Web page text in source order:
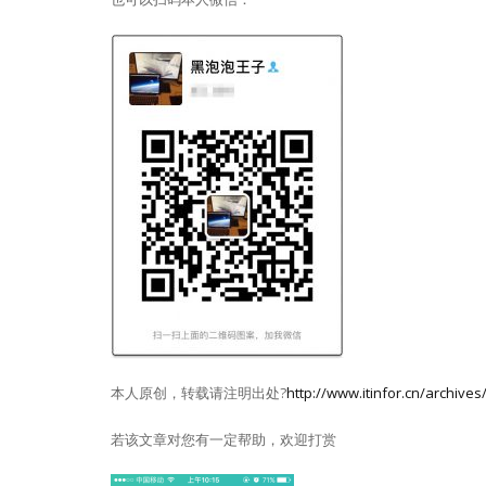
本人原创，转载请注明出处?http://www.itinfor.cn/
若该文章对您有一定帮助，欢迎打赏